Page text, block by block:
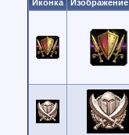
Иконка Изображение